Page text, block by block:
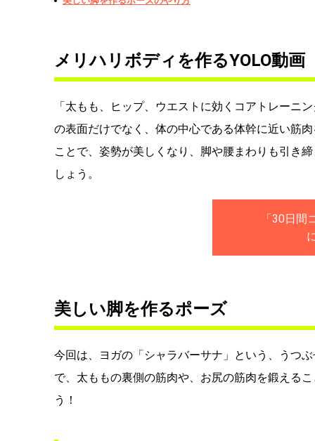
メリハリボディを作るYOLO動画
「太もも、ヒップ、ウエストに効くコアトレーニ
の表面だけでなく、体の中心である体幹に近い筋
ことで、姿勢が美しくなり、脚や腰まわりも引き
しょう。
「30日間
美しい脚を作るポーズ
今回は、ヨガの「シャラバーサナ」という、うつ
で、太ももの裏側の筋肉や、お尻の筋肉を鍛える
う！